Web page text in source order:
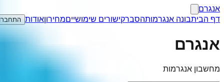
אנגרם
דף הביתבונה אנגרמותהסברקישורים שימושייםמחירוןאודות
אנגרם
מחשבון אנגרמות